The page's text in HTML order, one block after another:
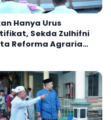
Hanya Urus
Sekda Zulhifni
Reforma Agraria